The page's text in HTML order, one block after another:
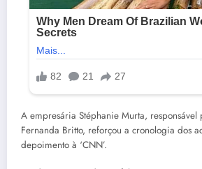
A empresária Stéphanie Murta,
Fernanda Britto, reforçou a cronologia dos
depoimento à ‘CNN’.